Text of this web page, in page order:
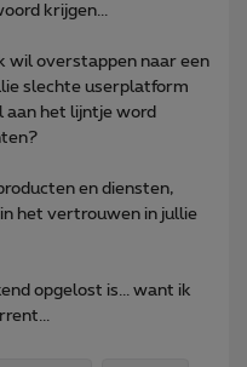
krijgen...
wil overstappen naar een
slechte userplatform
het lijntje word
en diensten,
het vertrouwen in jullie
opgelost is... want ik